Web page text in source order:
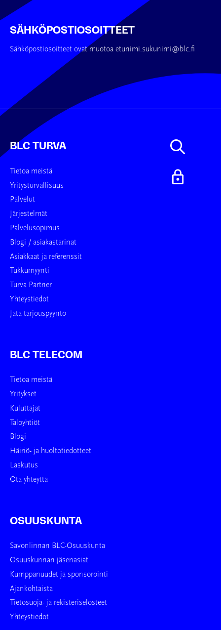
SÄHKÖPOSTIOSOITTEET
Sähköpostiosoitteet ovat muotoa etunimi.sukunimi@blc.fi
BLC TURVA
Tietoa meistä
Yritysturvallisuus
Palvelut
Järjestelmät
Palvelusopimus
Blogi / asiakastarinat
Asiakkaat ja referenssit
Tukkumyynti
Turva Partner
Yhteystiedot
Jätä tarjouspyyntö
BLC TELECOM
Tietoa meistä
Yritykset
Kuluttajat
Taloyhtiöt
Blogi
Häiriö- ja huoltotiedotteet
Laskutus
Ota yhteyttä
OSUUSKUNTA
Savonlinnan BLC-Osuuskunta
Osuuskunnan jäsenasiat
Kumppanuudet ja sponsorointi
Ajankohtaista
Tietosuoja- ja rekisteriselosteet
Yhteystiedot